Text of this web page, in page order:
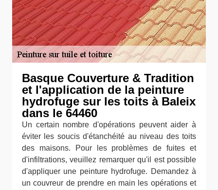
Basque Couverture & Tradition
et l'application de la peinture
hydrofuge sur les toits à Baleix
dans le 64460
Un certain nombre d'opérations peuvent aider à
éviter les soucis d'étanchéité au niveau des toits
des maisons. Pour les problèmes de fuites et
d'infiltrations, veuillez remarquer qu'il est possible
d'appliquer une peinture hydrofuge. Demandez à
un couvreur de prendre en main les opérations et